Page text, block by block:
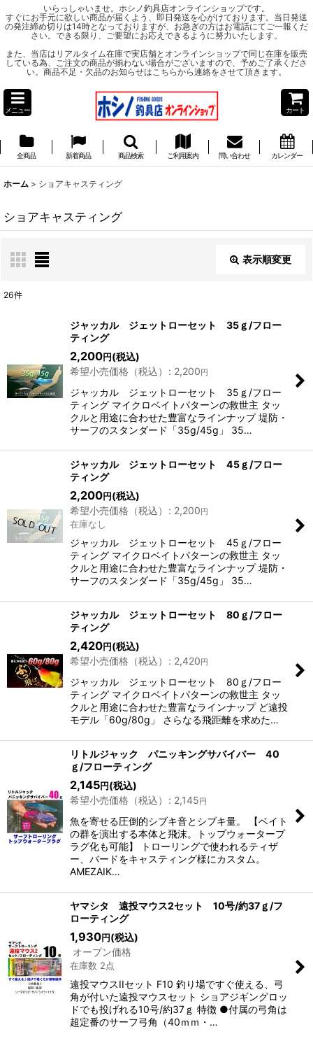
いらっしゃいませ。ホシノ釣具店オンラインショップです。
すぐにお手元に欲しい商品が届くよう、即日発送を心がけております。当日発送
の発注締め切りは14時となっておりますが、お急ぎの方はお電話にてご一報くだ
さい。できる限り、ご要望にお応えできるように努力いたします。
また、当店はリアルタイム在庫で実店舗とオンラインショップで同じ在庫を販売
している為、ご注文の商品が揃わない場合がございますので、予めご了承くださ
い。商品不足・欠品のお知らせはこちらから連絡をさせて頂きます。
メニュー カート
全商品 新着商品 商品検索 ご利用案内 問い合わせ カレンダー
ホーム > ショアキャスティング
ショアキャスティング
表示順変更
表示数:
絞り込む
26件
ジャッカル ジェットローセット 35ｇ/フロー
ティング
2,200円(税込)
希望小売価格（税込）
: 2,200円
ジャッカル ジェットローセット 35ｇ/フロー
ティング マイクロベイトパターンの救世主 タッ
クルと用途に合わせた豊富なラインナップ 堤防・
サーフのスタンダード「35g/45g」 35…
ジャッカル ジェットローセット 45ｇ/フロー
ティング
2,200円(税込)
希望小売価格（税込）
: 2,200円
在庫なし
ジャッカル ジェットローセット 45ｇ/フロー
ティング マイクロベイトパターンの救世主 タッ
クルと用途に合わせた豊富なラインナップ 堤防・
サーフのスタンダード「35g/45g」 35…
ジャッカル ジェットローセット 80ｇ/フロー
ティング
2,420円(税込)
希望小売価格（税込）
: 2,420円
ジャッカル ジェットローセット 80ｇ/フロー
ティング マイクロベイトパターンの救世主 タッ
クルと用途に合わせた豊富なラインナップ ど遠投
モデル「60g/80g」 さらなる飛距離を求めた…
リトルジャック パニッキングサバイバー 40
ｇ/フローティング
2,145円(税込)
希望小売価格（税込）
: 2,145円
魚を寄せる圧倒的シブキ音とシブキ量。 【ベイト
の群を演出する本体と飛沫。トップウォータープ
ラグ化も可能】 トローリングで使われるティザ
ー、バードをキャスティング様にカスタム。
AMEZAIK…
ヤマシタ 遠投マウス2セット 10号/約37ｇ/フ
ローティング
1,930円(税込)
オープン価格
在庫数 2点
遠投マウスIIセット F10 釣り場ですぐ使える、弓
角が付いた遠投マウスセット ショアジギングロッ
ドでも投げれる10号/約37ｇ 特徴 ●付属の弓角は
超定番のサーフ弓角（40ｍｍ・…